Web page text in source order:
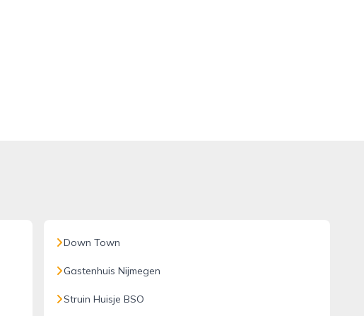
Down Town
Gastenhuis Nijmegen
Struin Huisje BSO